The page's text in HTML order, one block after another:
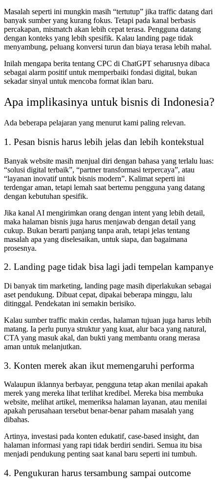
Masalah seperti ini mungkin masih “tertutup” jika traffic datang dari
banyak sumber yang kurang fokus. Tetapi pada kanal berbasis
percakapan, mismatch akan lebih cepat terasa. Pengguna datang
dengan konteks yang lebih spesifik. Kalau landing page tidak
menyambung, peluang konversi turun dan biaya terasa lebih mahal.
Inilah mengapa berita tentang CPC di ChatGPT seharusnya dibaca
sebagai alarm positif untuk memperbaiki fondasi digital, bukan
sekadar sinyal untuk mencoba format iklan baru.
Apa implikasinya untuk bisnis di Indonesia?
Ada beberapa pelajaran yang menurut kami paling relevan.
1. Pesan bisnis harus lebih jelas dan lebih kontekstual
Banyak website masih menjual diri dengan bahasa yang terlalu luas:
“solusi digital terbaik”, “partner transformasi terpercaya”, atau
“layanan inovatif untuk bisnis modern”. Kalimat seperti ini
terdengar aman, tetapi lemah saat bertemu pengguna yang datang
dengan kebutuhan spesifik.
Jika kanal AI mengirimkan orang dengan intent yang lebih detail,
maka halaman bisnis juga harus menjawab dengan detail yang
cukup. Bukan berarti panjang tanpa arah, tetapi jelas tentang
masalah apa yang diselesaikan, untuk siapa, dan bagaimana
prosesnya.
2. Landing page tidak bisa lagi jadi tempelan kampanye
Di banyak tim marketing, landing page masih diperlakukan sebagai
aset pendukung. Dibuat cepat, dipakai beberapa minggu, lalu
ditinggal. Pendekatan ini semakin berisiko.
Kalau sumber traffic makin cerdas, halaman tujuan juga harus lebih
matang. Ia perlu punya struktur yang kuat, alur baca yang natural,
CTA yang masuk akal, dan bukti yang membantu orang merasa
aman untuk melanjutkan.
3. Konten merek akan ikut memengaruhi performa
Walaupun iklannya berbayar, pengguna tetap akan menilai apakah
merek yang mereka lihat terlihat kredibel. Mereka bisa membuka
website, melihat artikel, memeriksa halaman layanan, atau menilai
apakah perusahaan tersebut benar-benar paham masalah yang
dibahas.
Artinya, investasi pada konten edukatif, case-based insight, dan
halaman informasi yang rapi tidak berdiri sendiri. Semua itu bisa
menjadi pendukung penting saat kanal baru seperti ini tumbuh.
4. Pengukuran harus tersambung sampai outcome